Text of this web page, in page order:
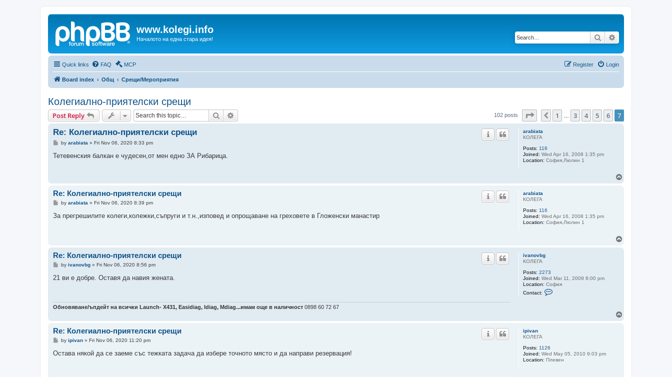
www.kolegi.info
Началото на една стара идея! Search
Quick links FAQ MCP Login
Register
Board index Общ Срещи/Мероприятия
Колегиално-приятелски срещи
Post Reply Search 102 posts Page of
Previous
1 3 4 5 6 7
arabiata
КОЛЕГА
Posts: 116
Joined: Wed Apr 16, 2008 1:35 pm
Location: София,Люлин 1
Re: Колегиално-приятелски срещи
P
s
by arabiata » Fri Nov 06, 2020 8:33 pm
Тетевенския балкан е чудесен,от мен едно ЗА Рибарица.
arabiata
КОЛЕГА
Posts: 116
Joined: Wed Apr 16, 2008 1:35 pm
Location: София,Люлин 1
Re: Колегиално-приятелски срещи
P
s
by arabiata » Fri Nov 06, 2020 8:39 pm
За прегрешилите колеги,колежки,съпруги и т.н.,изповед и опрощаване на греховете в Гложенски манастир
ivanovbg
КОЛЕГА
Posts: 2273
Joined: Wed Mar 11, 2009 8:00 pm
Location: София
Contact:
o
v
Re: Колегиално-приятелски срещи
P
s
by ivanovbg» Fri Nov 06, 2020 8:56 pm
21 ви е добре. Оставя да навия жената.
Обновяване/ъпдейт на всички Launch- Х431, Easidiag, Idiag, Mdiag...имам още в наличност 0898 60 72 67
ipivan
КОЛЕГА
Posts: 1126
Joined: Wed May 05, 2010 9:03 pm
Location: Плевен
Re: Колегиално-приятелски срещи
P
s
by ipivan» Fri Nov 06, 2020 11:20 pm
Остава някой да се заеме със тежката задача да избере точното място и да направи резервация!